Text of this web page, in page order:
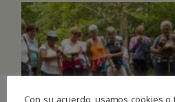
Con su acuerdo, usamos cookies